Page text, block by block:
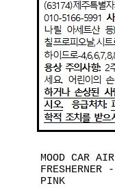
MOOD CAR AIR
FRESHERNER -
PINK